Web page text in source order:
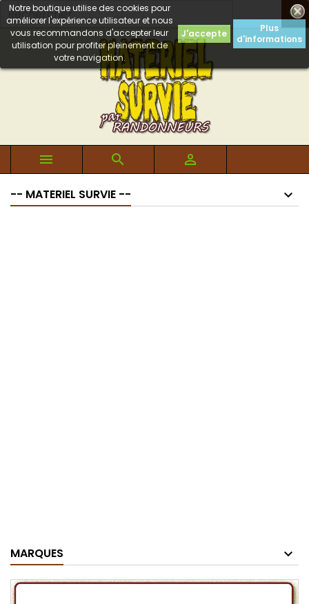

Notre boutique utilise des cookies pour
améliorer l'expérience utilisateur et nous
vous recommandons d'accepter leur
utilisation pour profiter pleinement de
votre navigation.
J'accepte
Plus
d'informations
  
-- MATERIEL SURVIE --
MARQUES